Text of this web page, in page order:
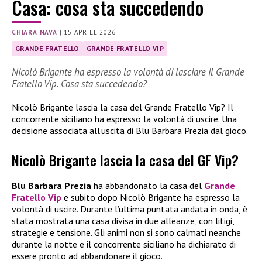
Casa: cosa sta succedendo
CHIARA NAVA | 15 APRILE 2026
GRANDE FRATELLO GRANDE FRATELLO VIP
Nicolò Brigante ha espresso la volontà di lasciare il Grande
Fratello Vip. Cosa sta succedendo?
Nicolò Brigante lascia la casa del Grande Fratello Vip? Il
concorrente siciliano ha espresso la volontà di uscire. Una
decisione associata all’uscita di Blu Barbara Prezia dal gioco.
Nicolò Brigante lascia la casa del GF Vip?
Blu Barbara Prezia ha abbandonato la casa del Grande
Fratello Vip e subito dopo Nicolò Brigante ha espresso la
volontà di uscire. Durante l’ultima puntata andata in onda, è
stata mostrata una casa divisa in due alleanze, con litigi,
strategie e tensione. Gli animi non si sono calmati neanche
durante la notte e il concorrente siciliano ha dichiarato di
essere pronto ad abbandonare il gioco.